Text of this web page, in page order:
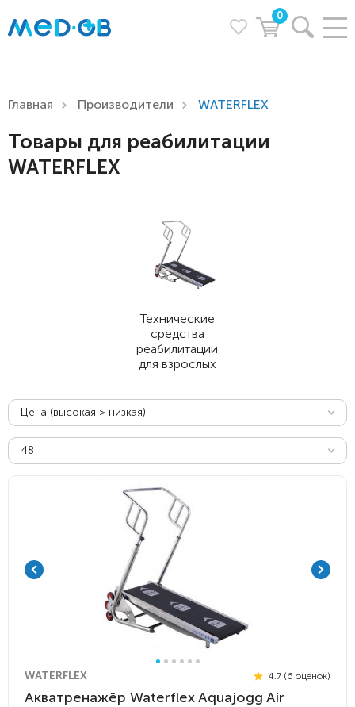
0
Главная Производители WATERFLEX
Товары для реабилитации
WATERFLEX
Технические
средства
реабилитации
для взрослых
Цена (высокая > низкая)
48
WATERFLEX 4.7 (6 оценок)
Акватренажёр Waterflex Aquajogg Air